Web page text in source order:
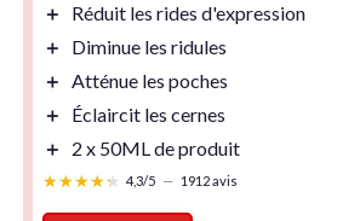
＋ Réduit les rides d'expression
＋
Diminue les ridules
＋ Atténue les poches
＋
Éclaircit les cernes
＋
2 x 50MLde produit
★★★★★
★★★★★ 4,3/5 — 1912 avis